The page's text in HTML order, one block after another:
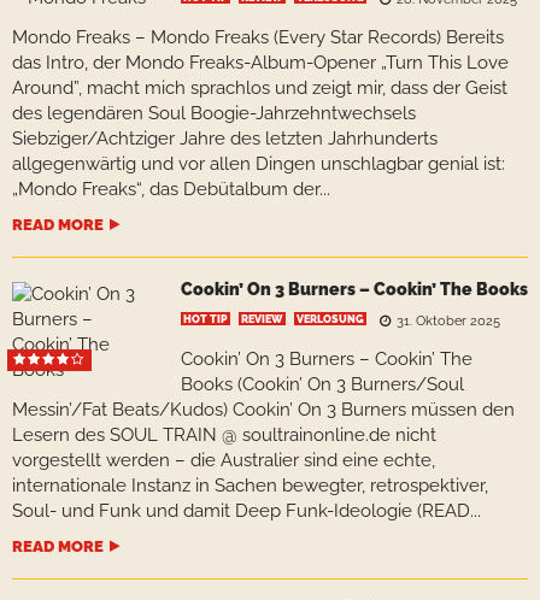
Mondo Freaks – Mondo Freaks (Every Star Records) Bereits
das Intro, der Mondo Freaks-Album-Opener „Turn This Love
Around”, macht mich sprachlos und zeigt mir, dass der Geist
des legendären Soul Boogie-Jahrzehntwechsels
Siebziger/Achtziger Jahre des letzten Jahrhunderts
allgegenwärtig und vor allen Dingen unschlagbar genial ist:
„Mondo Freaks“, das Debütalbum der...
READ MORE
Cookin’ On 3 Burners – Cookin’ The Books
HOT TIP REVIEW VERLOSUNG 31. Oktober 2025
Cookin’ On 3 Burners – Cookin’ The
Books (Cookin’ On 3 Burners/Soul
Messin’/Fat Beats/Kudos) Cookin’ On 3 Burners müssen den
Lesern des SOUL TRAIN @ soultrainonline.de nicht
vorgestellt werden – die Australier sind eine echte,
internationale Instanz in Sachen bewegter, retrospektiver,
Soul- und Funk und damit Deep Funk-Ideologie (READ...
READ MORE